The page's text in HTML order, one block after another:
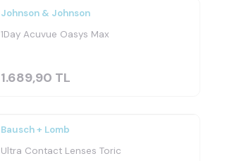
Johnson & Johnson
1Day Acuvue Oasys Max
1.689,90 TL
Bausch + Lomb
Ultra Contact Lenses Toric